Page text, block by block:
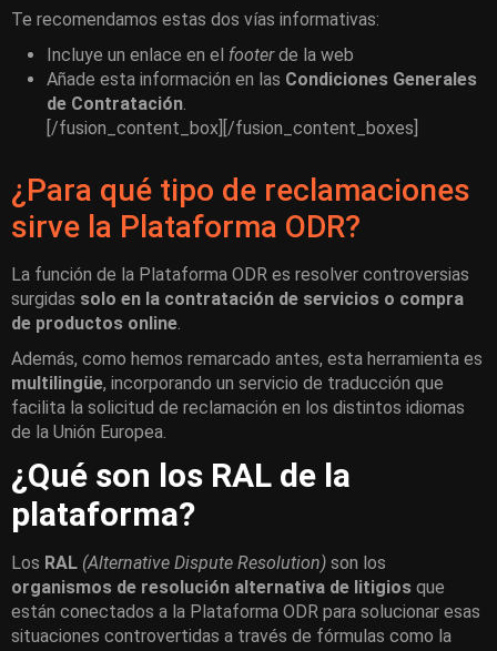
Te recomendamos estas dos vías informativas:
Incluye un enlace en el footerde la web
Añade esta información en las Condiciones Generales
de Contratación.
[/fusion_content_box][/fusion_content_boxes]
¿Para qué tipo de reclamaciones
sirve la Plataforma ODR?
La función de la Plataforma ODR es resolver controversias
surgidas solo en la contratación de servicios o compra
de productos online.
Además, como hemos remarcado antes, esta herramienta es
multilingüe, incorporando un servicio de traducción que
facilita la solicitud de reclamación en los distintos idiomas
de la Unión Europea.
¿Qué son los RAL de la
plataforma?
Los RAL (Alternative Dispute Resolution) son los
organismos de resolución alternativa de litigios que
están conectados a la Plataforma ODR para solucionar esas
situaciones controvertidas a través de fórmulas como la